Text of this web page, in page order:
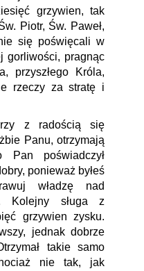
grzywien, tak
Piotr, Św. Paweł,
się poświęcali w
gorliwości, pragnąc
przyszłego Króla,
rzeczy za stratę i
z radością się
Panu, otrzymają
Pan poświadczył
ponieważ byłeś
władzę nad
Kolejny sługa z
grzywien zysku.
jednak dobrze
takie samo
nie tak, jak